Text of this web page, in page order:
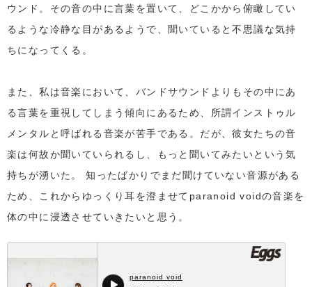
ウンド。その音の中に言葉を置いて、どこかから俯瞰してい
るような冷静な目があるようで、聞いていると不思議な気持
ちになってくる。
また、私は音楽において、バンドサウンドよりもその中にあ
る言葉を重視してしまう傾向にあるため、所謂インストゥル
メンタルと呼ばれる音楽が苦手である。だが、彼女たちの音
楽は何故か聞いていられるし、もっと聞いてみたいという気
持ちが湧いた。 知ったばかりでまだ聞けていない音源がある
ため、これからゆっくり耳を澄ませてparanoid voidの音楽を
体の中に浸透させていきたいと思う。